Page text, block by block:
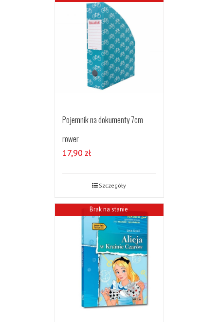
Pojemnik na dokumenty 7cm
rower
17,90 zł
Szczegóły
Brak na stanie